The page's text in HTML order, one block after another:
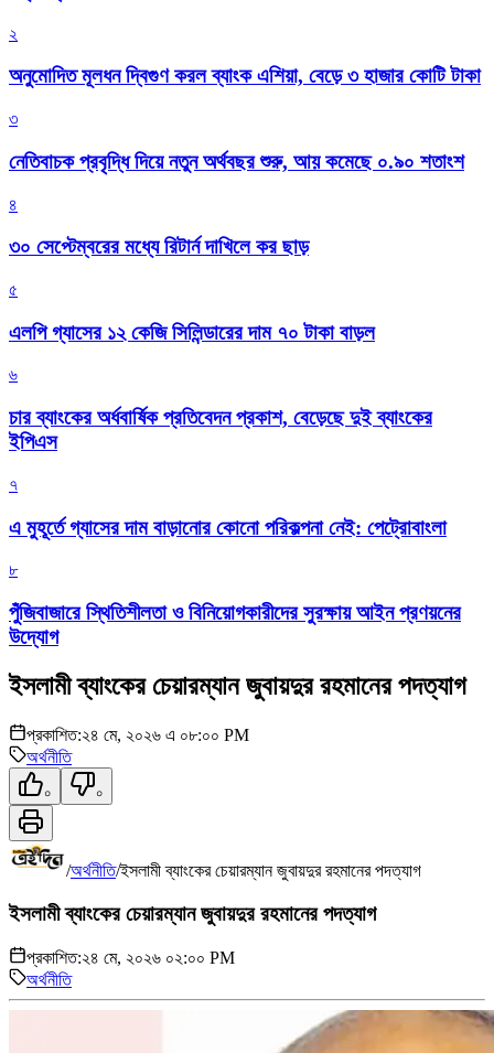
২
অনুমোদিত মূলধন দ্বিগুণ করল ব্যাংক এশিয়া, বেড়ে ৩ হাজার কোটি টাকা
৩
নেতিবাচক প্রবৃদ্ধি দিয়ে নতুন অর্থবছর শুরু, আয় কমেছে ০.৯০ শতাংশ
৪
৩০ সেপ্টেম্বরের মধ্যে রিটার্ন দাখিলে কর ছাড়
৫
এলপি গ্যাসের ১২ কেজি সিলিন্ডারের দাম ৭০ টাকা বাড়ল
৬
চার ব্যাংকের অর্ধবার্ষিক প্রতিবেদন প্রকাশ, বেড়েছে দুই ব্যাংকের
ইপিএস
৭
এ মুহূর্তে গ্যাসের দাম বাড়ানোর কোনো পরিকল্পনা নেই: পেট্রোবাংলা
৮
পুঁজিবাজারে স্থিতিশীলতা ও বিনিয়োগকারীদের সুরক্ষায় আইন প্রণয়নের
উদ্যোগ
ইসলামী ব্যাংকের চেয়ারম্যান জুবায়দুর রহমানের পদত্যাগ
প্রকাশিত:২৪ মে, ২০২৬ এ ০৮:০০ PM
অর্থনীতি
০ ০
/অর্থনীতি/ইসলামী ব্যাংকের চেয়ারম্যান জুবায়দুর রহমানের পদত্যাগ
ইসলামী ব্যাংকের চেয়ারম্যান জুবায়দুর রহমানের পদত্যাগ
প্রকাশিত:২৪ মে, ২০২৬ ০২:০০ PM
অর্থনীতি